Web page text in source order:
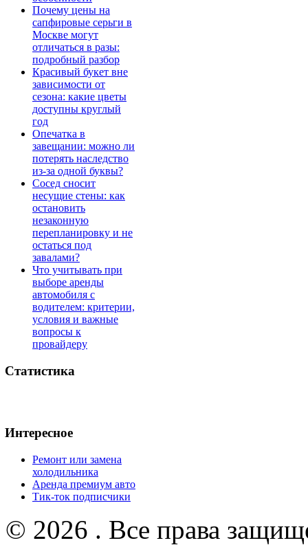
Почему цены на
сапфировые серьги в
Москве могут
отличаться в разы:
подробный разбор
Красивый букет вне
зависимости от
сезона: какие цветы
доступны круглый
год
Опечатка в
завещании: можно ли
потерять наследство
из-за одной буквы?
Сосед сносит
несущие стены: как
остановить
незаконную
перепланировку и не
остаться под
завалами?
Что учитывать при
выборе аренды
автомобиля с
водителем: критерии,
условия и важные
вопросы к
провайдеру
Статистика
Интересное
Ремонт или замена
холодильника
Аренда премиум авто
Тик-ток подписчики
© 2026 . Все права